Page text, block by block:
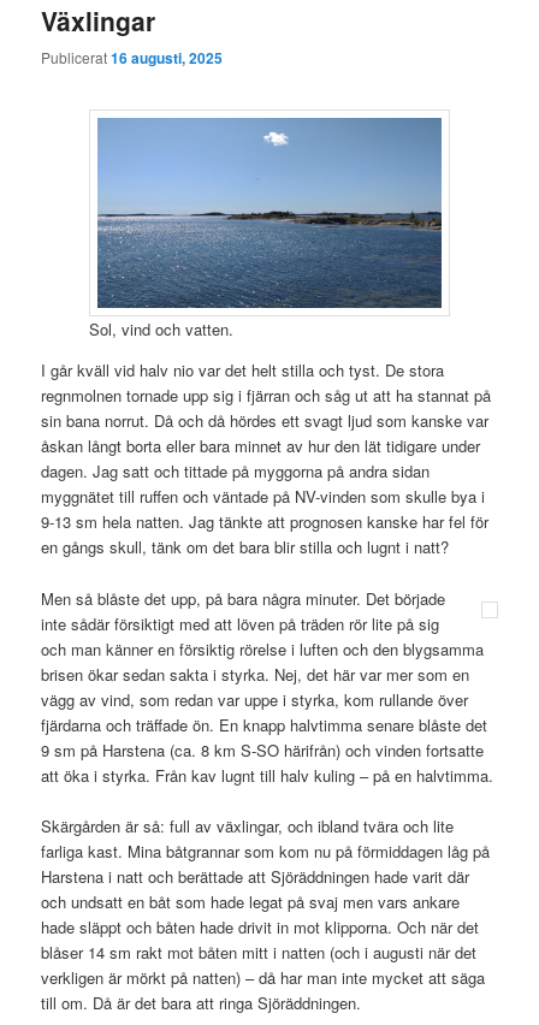
Växlingar
Publicerat16 augusti, 2025
Sol, vind och vatten.
I går kväll vid halv nio var det helt stilla och tyst. De stora
regnmolnen tornade upp sig i fjärran och såg ut att ha stannat på
sin bana norrut. Då och då hördes ett svagt ljud som kanske var
åskan långt borta eller bara minnet av hur den lät tidigare under
dagen. Jag satt och tittade på myggorna på andra sidan
myggnätet till ruffen och väntade på NV-vinden som skulle bya i
9-13 sm hela natten. Jag tänkte att prognosen kanske har fel för
en gångs skull, tänk om det bara blir stilla och lugnt i natt?
Men så blåste det upp, på bara några minuter. Det började
inte sådär försiktigt med att löven på träden rör lite på sig
och man känner en försiktig rörelse i luften och den blygsamma
brisen ökar sedan sakta i styrka. Nej, det här var mer som en
vägg av vind, som redan var uppe i styrka, kom rullande över
fjärdarna och träffade ön. En knapp halvtimma senare blåste det
9 sm på Harstena (ca. 8 km S-SO härifrån) och vinden fortsatte
att öka i styrka. Från kav lugnt till halv kuling – på en halvtimma.
Skärgården är så: full av växlingar, och ibland tvära och lite
farliga kast. Mina båtgrannar som kom nu på förmiddagen låg på
Harstena i natt och berättade att Sjöräddningen hade varit där
och undsatt en båt som hade legat på svaj men vars ankare
hade släppt och båten hade drivit in mot klipporna. Och när det
blåser 14 sm rakt mot båten mitt i natten (och i augusti när det
verkligen är mörkt på natten) – då har man inte mycket att säga
till om. Då är det bara att ringa Sjöräddningen.